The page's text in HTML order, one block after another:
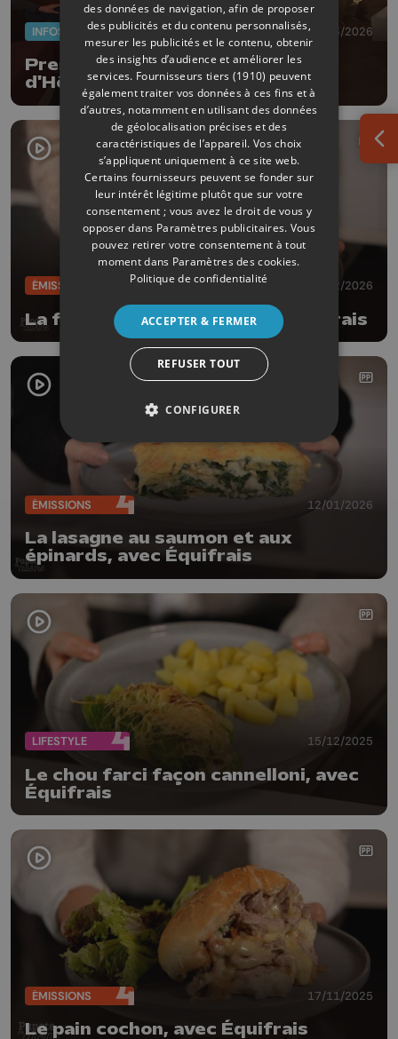
INFOS 18/03/2026
Prestigieux concours à l'École
d'Hôtellerie de Liège
ÉMISSIONS 09/02/2026
La frisée aux lardons, avec Équifrais
ÉMISSIONS 12/01/2026
La lasagne au saumon et aux
épinards, avec Équifrais
LIFESTYLE 15/12/2025
Le chou farci façon cannelloni, avec
Équifrais
ÉMISSIONS 17/11/2025
Le pain cochon, avec Équifrais
des données de navigation, afin de proposer
des publicités et du contenu personnalisés,
mesurer les publicités et le contenu, obtenir
des insights d’audience et améliorer les
services. Fournisseurs tiers (1910) peuvent
également traiter vos données à ces fins et à
d’autres, notamment en utilisant des données
de géolocalisation précises et des
caractéristiques de l’appareil. Vos choix
s’appliquent uniquement à ce site web.
Certains fournisseurs peuvent se fonder sur
leur intérêt légitime plutôt que sur votre
consentement ; vous avez le droit de vous y
opposer dans Paramètres publicitaires. Vous
pouvez retirer votre consentement à tout
moment dans Paramètres des cookies.
Politique de confidentialité
ACCEPTER & FERMER
REFUSER TOUT
CONFIGURER